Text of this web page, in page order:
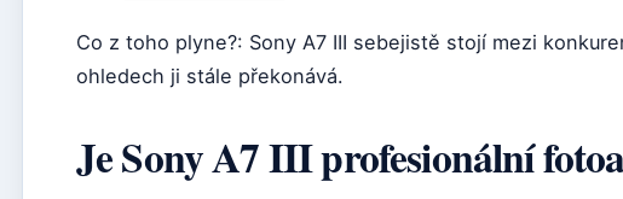
Co z toho plyne?: Sony A7 III sebejistě stojí mezi
ohledech ji stále překonává.
Je Sony A7 III profesionální